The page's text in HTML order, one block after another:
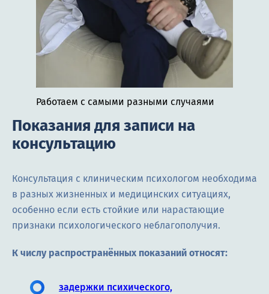
Работаем с самыми разными случаями
Показания для записи на
консультацию
Консультация с клиническим психологом необходима
в разных жизненных и медицинских ситуациях,
особенно если есть стойкие или нарастающие
признаки психологического неблагополучия.
К числу распространённых показаний относят:
задержки психического,